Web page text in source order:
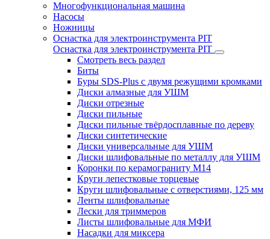
Многофункциональная машина
Насосы
Ножницы
Оснастка для электроинструмента PIT
Оснастка для электроинструмента PIT
Смотреть весь раздел
Биты
Буры SDS-Plus c двумя режущими кромками
Диски алмазные для УШМ
Диски отрезные
Диски пильные
Диски пильные твёрдосплавные по дереву
Диски синтетические
Диски универсальные для УШМ
Диски шлифовальные по металлу для УШМ
Коронки по керамограниту M14
Круги лепестковые торцевые
Круги шлифовальные с отверстиями, 125 мм
Ленты шлифовальные
Лески для триммеров
Листы шлифовальные для МФИ
Насадки для миксера